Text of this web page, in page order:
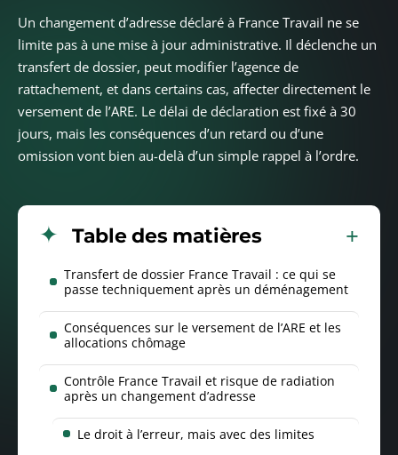
Un changement d’adresse déclaré à France Travail ne se
limite pas à une mise à jour administrative. Il déclenche un
transfert de dossier, peut modifier l’agence de
rattachement, et dans certains cas, affecter directement le
versement de l’ARE. Le délai de déclaration est fixé à 30
jours, mais les conséquences d’un retard ou d’une
omission vont bien au-delà d’un simple rappel à l’ordre.
Table des matières
Transfert de dossier France Travail : ce qui se
passe techniquement après un déménagement
Conséquences sur le versement de l’ARE et les
allocations chômage
Contrôle France Travail et risque de radiation
après un changement d’adresse
Le droit à l’erreur, mais avec des limites